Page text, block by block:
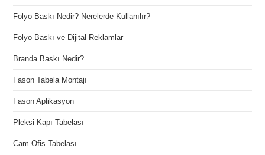
Folyo Baskı Nedir? Nerelerde Kullanılır?
Folyo Baskı ve Dijital Reklamlar
Branda Baskı Nedir?
Fason Tabela Montajı
Fason Aplikasyon
Pleksi Kapı Tabelası
Cam Ofis Tabelası